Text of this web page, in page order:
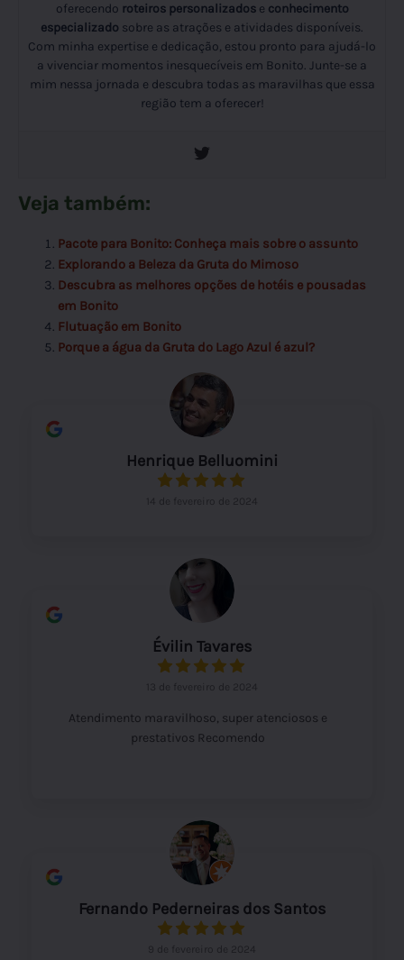
oferecendo roteiros personalizadose conhecimento
especializado sobre as atrações e atividades disponíveis.
Com minha expertise e dedicação, estou pronto para ajudá-lo
a vivenciar momentos inesquecíveis em Bonito. Junte-se a
mim nessa jornada e descubra todas as maravilhas que essa
região tem a oferecer!
Veja também:
Pacote para Bonito: Conheça mais sobre o assunto
Explorando a Beleza da Gruta do Mimoso
Descubra as melhores opções de hotéis e pousadas
em Bonito
Flutuação em Bonito
Porque a água da Gruta do Lago Azul é azul?
Henrique Belluomini
14 de fevereiro de 2024
Évilin Tavares
13 de fevereiro de 2024
Atendimento maravilhoso, super atenciosos e
prestativos Recomendo
Fernando Pederneiras dos Santos
9 de fevereiro de 2024